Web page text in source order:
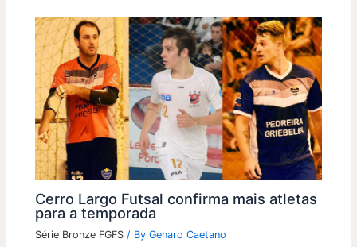
Cerro Largo Futsal confirma mais atletas
para a temporada
Série Bronze FGFS / ByGenaro Caetano